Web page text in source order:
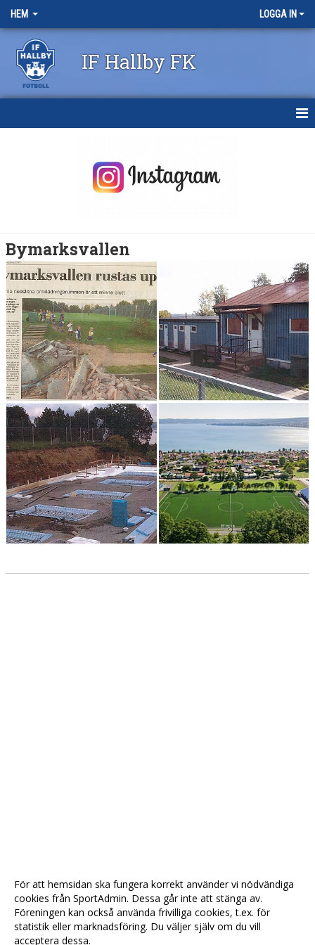
HEM LOGGA IN
IF Hallby FK
KALENDER
BILDGALLERI
DOKUMENT
VÅRA LAG
MATCHER
KLUBBSHOP
Bymarksvallen
För att hemsidan ska fungera korrekt använder vi nödvändiga
cookies från SportAdmin. Dessa går inte att stänga av.
Föreningen kan också använda frivilliga cookies, t.ex. för
statistik eller marknadsföring. Du väljer själv om du vill
acceptera dessa.